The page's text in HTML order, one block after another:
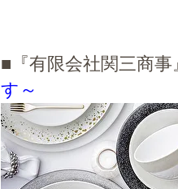
■『有限会社関三商
す～